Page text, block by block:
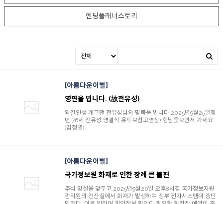
엔딩플래너스토리
아름다운이별
영면을 빕니다. (故전유성)
외길인생 개그맨 전유성님의 명복을 빕니다.2025년9월25일향
년 76세 전유성 영결식 유투브참고영상) 형님웃으면서 가세요
(김정열)
아름다운이별
국가정보원 화재로 인한 장례 큰 불편
추석 명절을 앞두고 2025년9월26일 오후8시경 국가정보자원
관리원의 전산실에서 화재가 발생하여 정부 전자시스템이 중단